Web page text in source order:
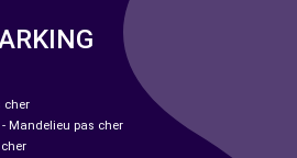
cher
Mandelieu pas cher